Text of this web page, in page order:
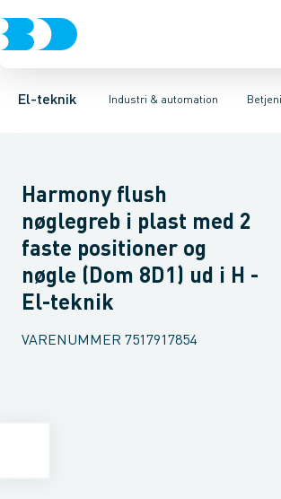
El-teknik Industri & automation
Afbrydere, stikkontakter & lampeudtag
Industristiksystemer
TrykknaphovedLystårn element, optisk
Harmony flush
nøglegreb i plast med 2
faste positioner og
nøgle (Dom 8D1) ud i H -
El-teknik
VARENUMMER 7517917854